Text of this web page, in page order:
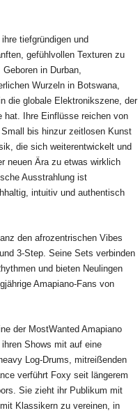
tiefgründigen und
gefühlvollen Texturen zu
in Durban,
Wurzeln in Botswana,
die globale Elektronikszene, der
hat. Ihre Einflüsse reichen von
bis hinzur zeitlosen Kunst
die sich weiterentwickelt und
neuen Ära zu etwas wirklich
Ausstrahlung ist
intuitiv und authentisch
den afrozentrischen Vibes
3-Step. Seine Sets verbinden
und bieten Neulingen
Amapiano-Fans von
der MostWanted Amapiano
Shows mit auf eine
Log-Drums, mitreißenden
verführt Foxy seit längerem
Sie zieht ihr Publikum mit
Klassikern zu vereinen, in